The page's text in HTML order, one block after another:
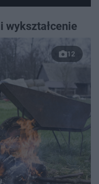
wykształcenie
12